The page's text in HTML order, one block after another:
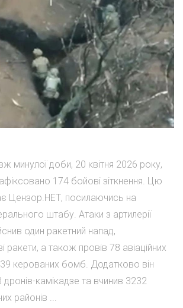
минулої доби, 20 квітня 2026 року,
174 бойові зіткнення. Цю
Цензор.НЕТ, посилаючись на
штабу. Атаки з артилерії
один ракетний напад,
ракети, а також провів 78 авіаційних
керованих бомб. Додатково він
дронів-камікадзе та вчинив 3232
районів ...